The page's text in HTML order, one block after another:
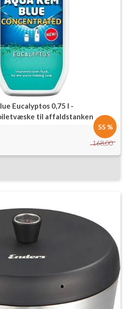
Eucalyptos 0,75 l -
til affaldstanken
168,00
55 %